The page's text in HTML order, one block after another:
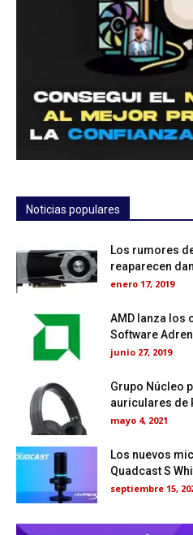
Noticias populares
Los rumores
reaparecen
enero 17, 2019
AMD lanza los
Software
junio 27, 2019
Grupo Núcleo
auriculares de
mayo 4, 2021
Los nuevos
Quadcast S
septiembre 15,